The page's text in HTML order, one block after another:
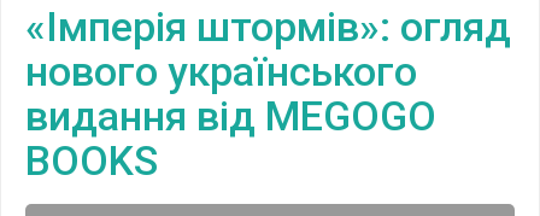
«Імперія штормів»: огляд
нового українського
видання від MEGOGO
BOOKS